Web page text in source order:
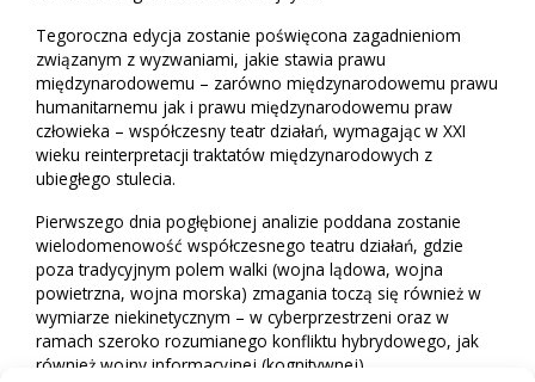
Tegoroczna edycja zostanie poświęcona zagadnieniom
związanym z wyzwaniami, jakie stawia prawu
międzynarodowemu – zarówno międzynarodowemu prawu
humanitarnemu jak i prawu międzynarodowemu praw
człowieka – współczesny teatr działań, wymagając w XXI
wieku reinterpretacji traktatów międzynarodowych z
ubiegłego stulecia.
Pierwszego dnia pogłębionej analizie poddana zostanie
wielodomenowość współczesnego teatru działań, gdzie
poza tradycyjnym polem walki (wojna lądowa, wojna
powietrzna, wojna morska) zmagania toczą się również w
wymiarze niekinetycznym – w cyberprzestrzeni oraz w
ramach szeroko rozumianego konfliktu hybrydowego, jak
również wojny informacyjnej (kognitywnej).